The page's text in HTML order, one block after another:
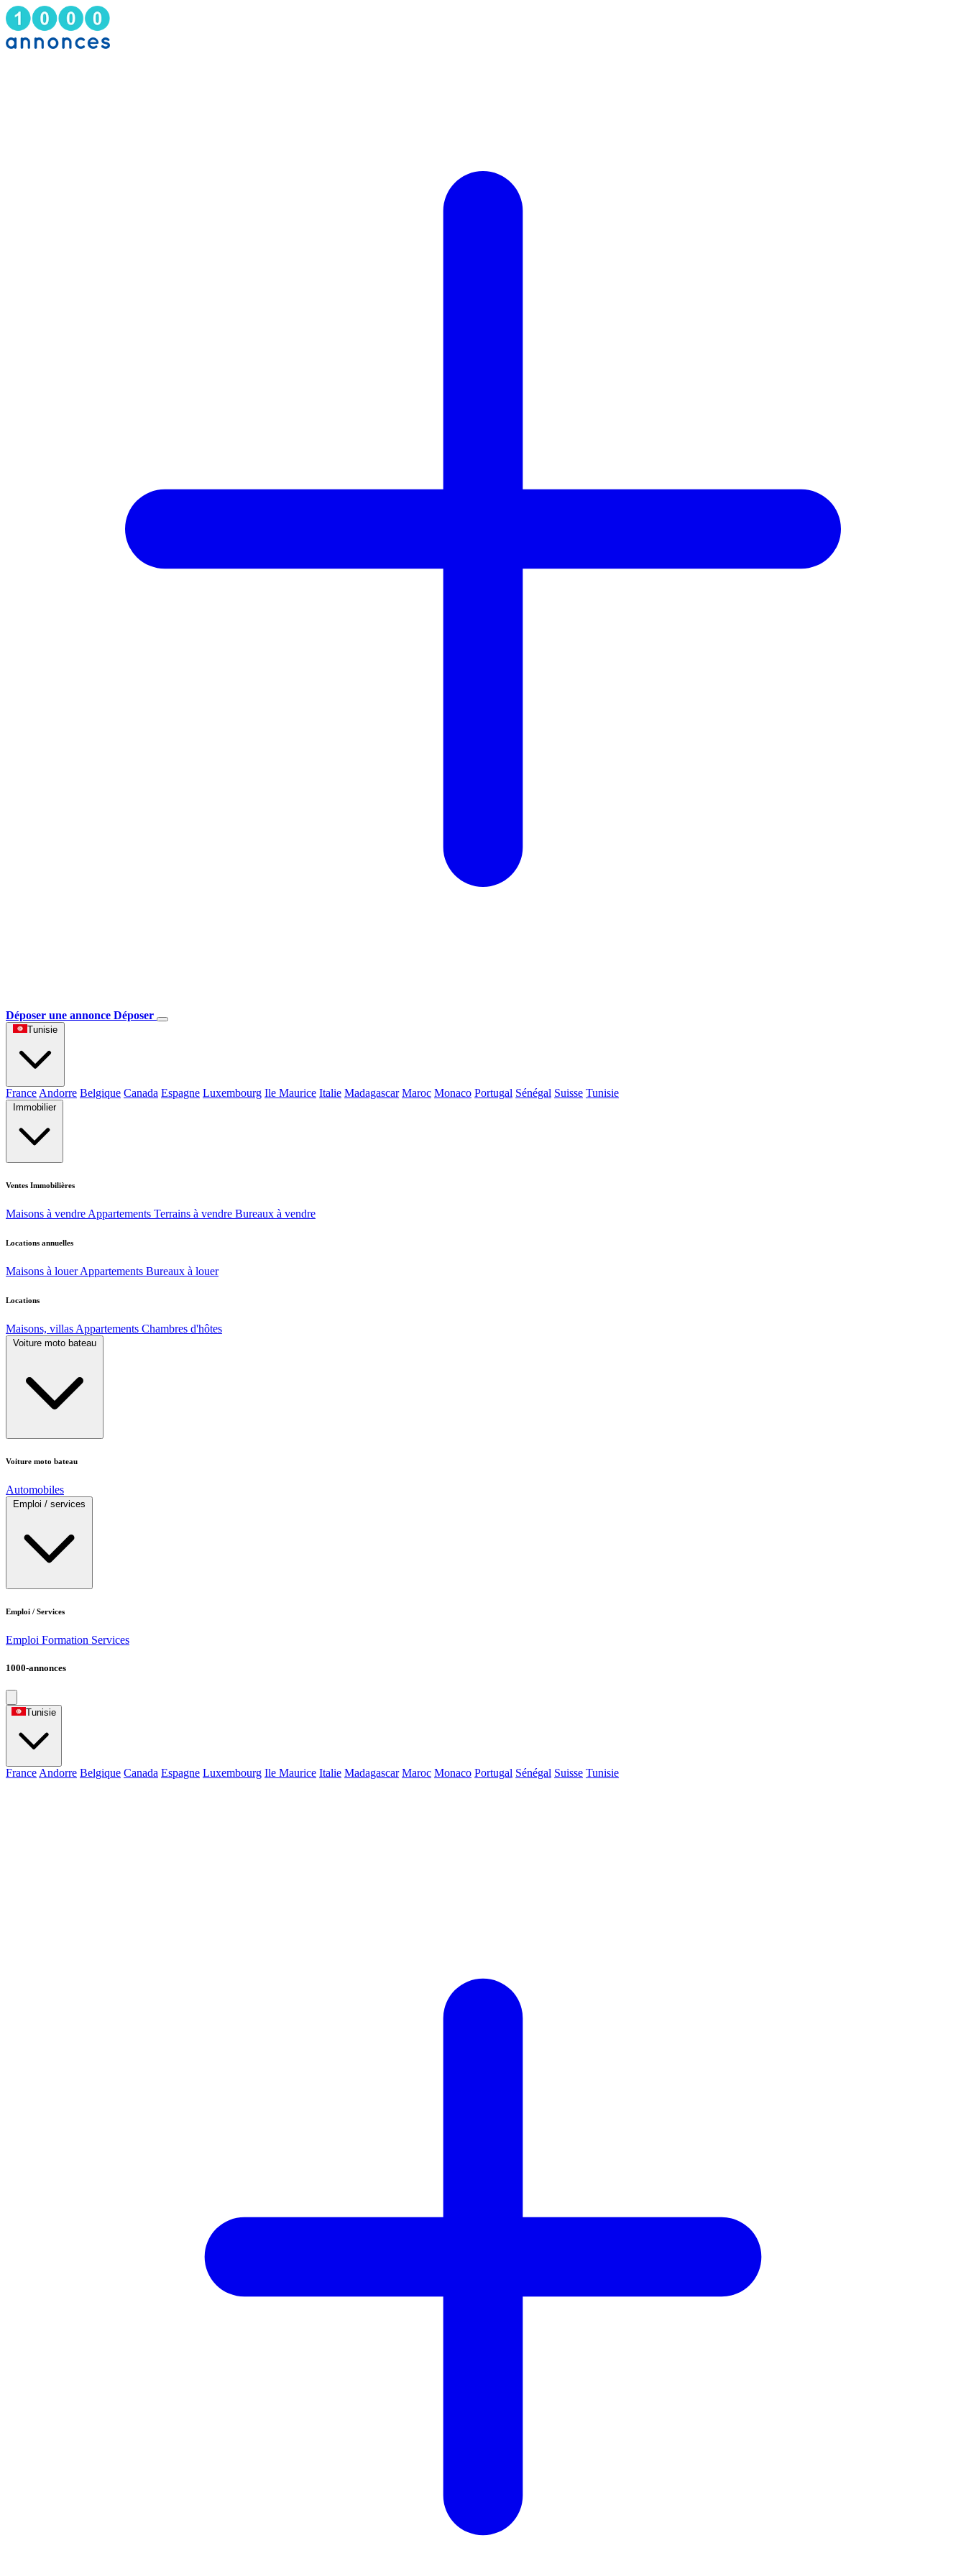
Déposer une annonce Déposer
Tunisie
France Andorre Belgique Canada Espagne Luxembourg Ile Maurice Italie Madagascar Maroc Monaco Portugal Sénégal Suisse Tunisie
Immobilier
Ventes Immobilières
Maisons à vendre Appartements Terrains à vendre Bureaux à vendre
Locations annuelles
Maisons à louer Appartements Bureaux à louer
Locations
Maisons, villas Appartements Chambres d'hôtes
Voiture moto bateau
Voiture moto bateau
Automobiles
Emploi / services
Emploi / Services
Emploi Formation Services
1000-annonces
Tunisie
France Andorre Belgique Canada Espagne Luxembourg Ile Maurice Italie Madagascar Maroc Monaco Portugal Sénégal Suisse Tunisie